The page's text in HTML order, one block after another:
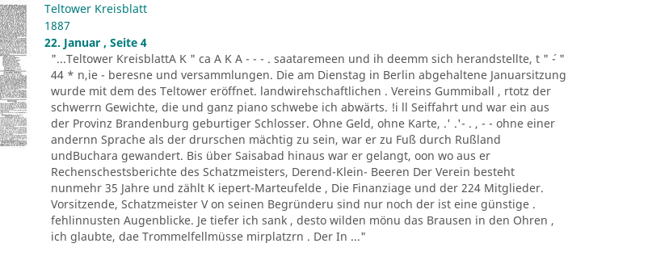
Teltower Kreisblatt
1887
22. Januar , Seite 4
"...Teltower KreisblattA K " ca A K A - - - . saataremeen und ih deemm sich herandstellte, t " ´- "
44 * n,ie - beresne und versammlungen. Die am Dienstag in Berlin abgehaltene Januarsitzung
wurde mit dem des Teltower eröffnet. landwirehschaftlichen . Vereins Gummiball , rtotz der
schwerrn Gewichte, die und ganz piano schwebe ich abwärts. !i ll Seiffahrt und war ein aus
der Provinz Brandenburg geburtiger Schlosser. Ohne Geld, ohne Karte, .' .'- . , - - ohne einer
andernn Sprache als der drurschen mächtig zu sein, war er zu Fuß durch Rußland
undBuchara gewandert. Bis über Saisabad hinaus war er gelangt, oon wo aus er
Rechenschestsberichte des Schatzmeisters, Derend-Klein- Beeren Der Verein besteht
nunmehr 35 Jahre und zählt K iepert-Marteufelde , Die Finanziage und der 224 Mitglieder.
Vorsitzende, Schatzmeister V on seinen Begründeru sind nur noch der ist eine günstige .
fehlinnusten Augenblicke. Je tiefer ich sank , desto wilden mönu das Brausen in den Ohren ,
ich glaubte, dae Trommelfellmüsse mirplatzrn . Der In ..."